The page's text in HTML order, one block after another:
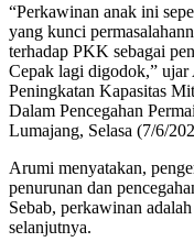
“Perkawinan anak ini
yang kunci
terhadap PKK sebagai
Cepak lagi digodok,”
Peningkatan Kapasitas
Dalam Pencegahan
Lumajang, Selasa (7/6/
Arumi menyatakan,
penurunan dan
Sebab, perkawinan
selanjutnya.